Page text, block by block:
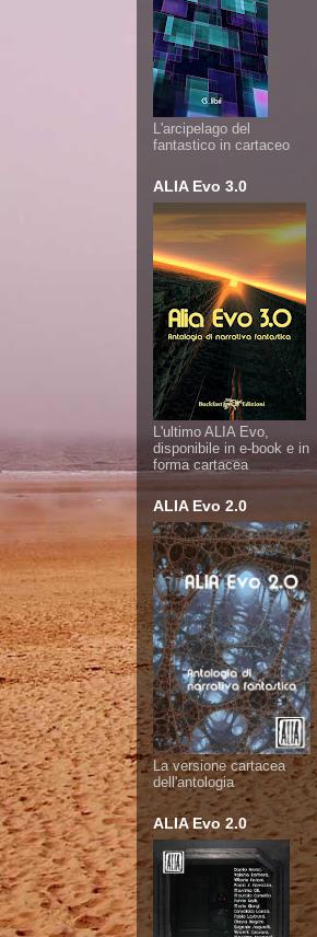
L'arcipelago del
fantastico in cartaceo
ALIA Evo 3.0
L'ultimo ALIA Evo,
disponibile in e-book e in
forma cartacea
ALIA Evo 2.0
La versione cartacea
dell'antologia
ALIA Evo 2.0